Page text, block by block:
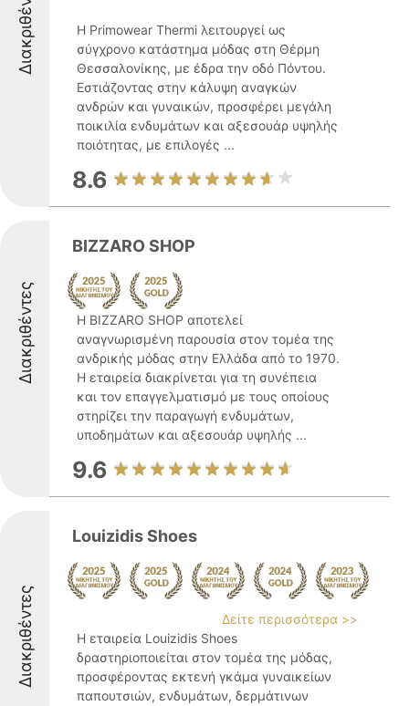
Διακριθέντες
Η Primowear Thermi λειτουργεί ως
σύγχρονο κατάστημα μόδας στη Θέρμη
Θεσσαλονίκης, με έδρα την οδό Πόντου.
Εστιάζοντας στην κάλυψη αναγκών
ανδρών και γυναικών, προσφέρει μεγάλη
ποικιλία ενδυμάτων και αξεσουάρ υψηλής
ποιότητας, με επιλογές ...
8.6
Διακριθέντες
BIZZARO SHOP
Η BIZZARO SHOP αποτελεί
αναγνωρισμένη παρουσία στον τομέα της
ανδρικής μόδας στην Ελλάδα από το 1970.
Η εταιρεία διακρίνεται για τη συνέπεια
και τον επαγγελματισμό με τους οποίους
στηρίζει την παραγωγή ενδυμάτων,
υποδημάτων και αξεσουάρ υψηλής ...
9.6
Διακριθέντες
Louizidis Shoes
Δείτε περισσότερα >>
Η εταιρεία Louizidis Shoes
δραστηριοποιείται στον τομέα της μόδας,
προσφέροντας εκτενή γκάμα γυναικείων
παπουτσιών, ενδυμάτων, δερμάτινων